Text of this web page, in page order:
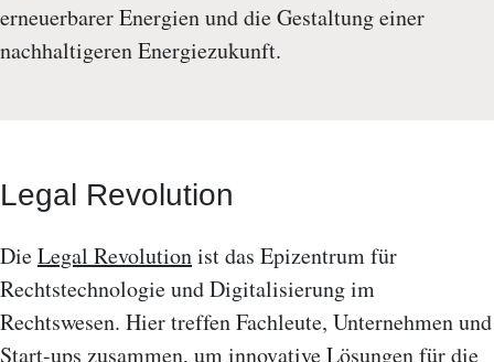
erneuerbarer Energien und die Gestaltung einer
nachhaltigeren Energiezukunft.
Legal Revolution
DieLegal Revolutionist das Epizentrum für
Rechtstechnologie und Digitalisierung im
Rechtswesen. Hier treffen Fachleute, Unternehmen und
Start-ups zusammen, um innovative Lösungen für die